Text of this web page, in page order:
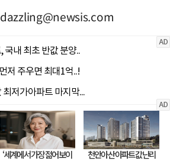
dazzling@newsis.com